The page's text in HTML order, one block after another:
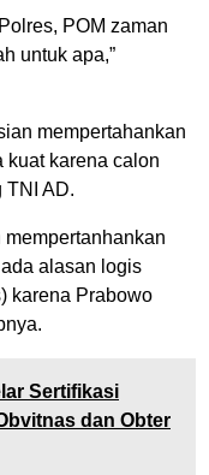
POM zaman
untuk apa,”
mempertahankan
karena calon
TNI AD.
alasan logis
karena Prabowo
Sertifikasi
dan Obter